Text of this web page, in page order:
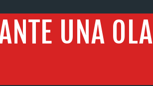
UNA OLA